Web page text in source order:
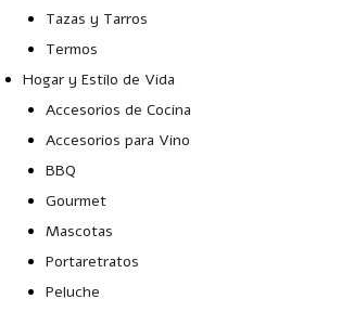
Tazas y Tarros
Termos
Hogar y Estilo de Vida
Accesorios de Cocina
Accesorios para Vino
BBQ
Gourmet
Mascotas
Portaretratos
Peluche